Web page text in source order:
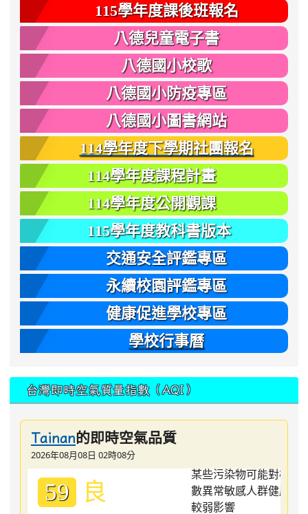
115學年度課後班報名
八德兒童電子書
八德國小校歌
八德國小防疫專區
八德國小圖書網站
114學年度下學期社團報名
114學年度課程計畫
114學年度公開觀課
115學年度教科書版本
交通安全評鑑專區
永續校園評鑑專區
健康促進學校專區
學校行事曆
台灣即時空氣質量指數（AQI）
Tainan的即時空氣品質
2026年08月08日 02時08分
59 良